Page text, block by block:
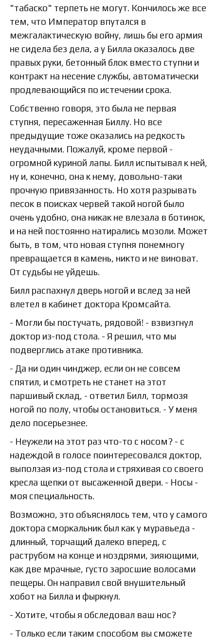
"табаско" терпеть не могут. Кончилось же все
тем, что Император впутался в
межгалактическую войну, лишь бы его армия
не сидела без дела, а у Билла оказалось две
правых руки, бетонный блок вместо ступни и
контракт на несение службы, автоматически
продлевающийся по истечении срока.
Собственно говоря, это была не первая
ступня, пересаженная Биллу. Но все
предыдущие тоже оказались на редкость
неудачными. Пожалуй, кроме первой -
огромной куриной лапы. Билл испытывал к ней,
ну и, конечно, она к нему, довольно-таки
прочную привязанность. Но хотя разрывать
песок в поисках червей такой ногой было
очень удобно, она никак не влезала в ботинок,
и на ней постоянно натирались мозоли. Может
быть, в том, что новая ступня понемногу
превращается в камень, никто и не виноват.
От судьбы не уйдешь.
Билл распахнул дверь ногой и вслед за ней
влетел в кабинет доктора Кромсайта.
- Могли бы постучать, рядовой! - взвизгнул
доктор из-под стола. - Я решил, что мы
подверглись атаке противника.
- Да ни один чинджер, если он не совсем
спятил, и смотреть не станет на этот
паршивый склад, - ответил Билл, тормозя
ногой по полу, чтобы остановиться. - У меня
дело посерьезнее.
- Неужели на этот раз что-то с носом? - с
надеждой в голосе поинтересовался доктор,
выползая из-под стола и стряхивая со своего
кресла щепки от высаженной двери. - Носы -
моя специальность.
Возможно, это объяснялось тем, что у самого
доктора сморкальник был как у муравьеда -
длинный, торчащий далеко вперед, с
раструбом на конце и ноздрями, зияющими,
как две мрачные, густо заросшие волосами
пещеры. Он направил свой внушительный
хобот на Билла и фыркнул.
- Хотите, чтобы я обследовал ваш нос?
- Только если таким способом вы сможете